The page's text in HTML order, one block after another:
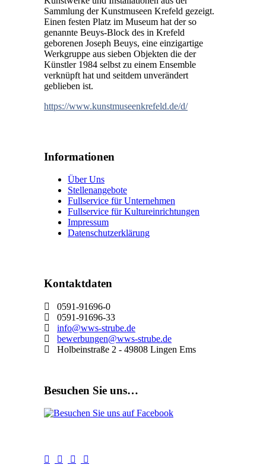
Sammlung der Kunstmuseen Krefeld gezeigt.
Einen festen Platz im Museum hat der so
genannte Beuys-Block des in Krefeld
geborenen Joseph Beuys, eine einzigartige
Werkgruppe aus sieben Objekten die der
Künstler 1984 selbst zu einem Ensemble
verknüpft hat und seitdem unverändert
geblieben ist.
https://www.kunstmuseenkrefeld.de/d/
Informationen
Über Uns
Stellenangebote
Fullservice für Unternehmen
Fullservice für Kultureinrichtungen
Impressum
Datenschutzerklärung
Kontaktdaten
0591-91696-0
0591-91696-33
info@wws-strube.de
bewerbungen@wws-strube.de
Holbeinstraße 2 - 49808 Lingen Ems
Besuchen Sie uns…